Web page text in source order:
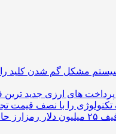
پرداخت های ارزی